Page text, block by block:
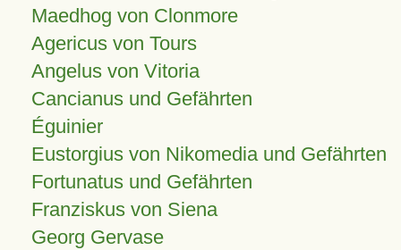
Maedhog von Clonmore
Agericus von Tours
Angelus von Vitoria
Cancianus und Gefährten
Éguinier
Eustorgius von Nikomedia und Gefährten
Fortunatus und Gefährten
Franziskus von Siena
Georg Gervase